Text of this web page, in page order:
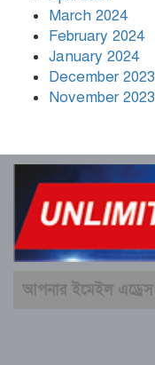
March 2024
February 2024
January 2024
December 2023
November 2023